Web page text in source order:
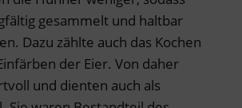
gesammelt und haltbar
Dazu zählte auch das Kochen
der Eier. Von daher
und dienten auch als